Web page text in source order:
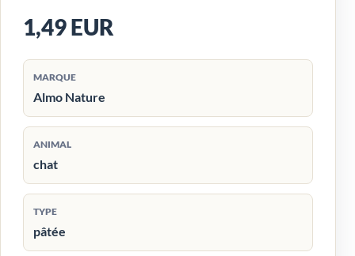
1,49 EUR
MARQUE
Almo Nature
ANIMAL
chat
TYPE
pâtée